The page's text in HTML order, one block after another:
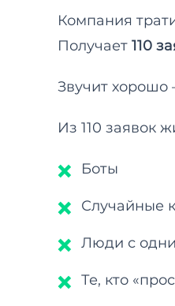
Компания
Получает 110
Звучит
Из 110 заявок
Боты
Случайные
Люди с
Те, кто